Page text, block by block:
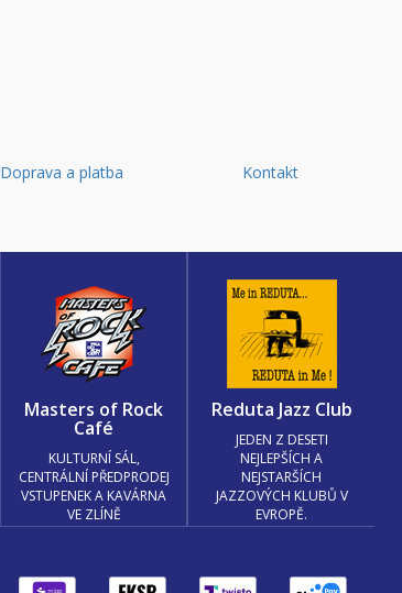
Doprava a platba Kontakt
Masters of Rock
Café
KULTURNÍ SÁL,
CENTRÁLNÍ PŘEDPRODEJ
VSTUPENEK A KAVÁRNA
VE ZLÍNĚ
Reduta Jazz Club
JEDEN Z DESETI
NEJLEPŠÍCH A
NEJSTARŠÍCH
JAZZOVÝCH KLUBŮ V
EVROPĚ.